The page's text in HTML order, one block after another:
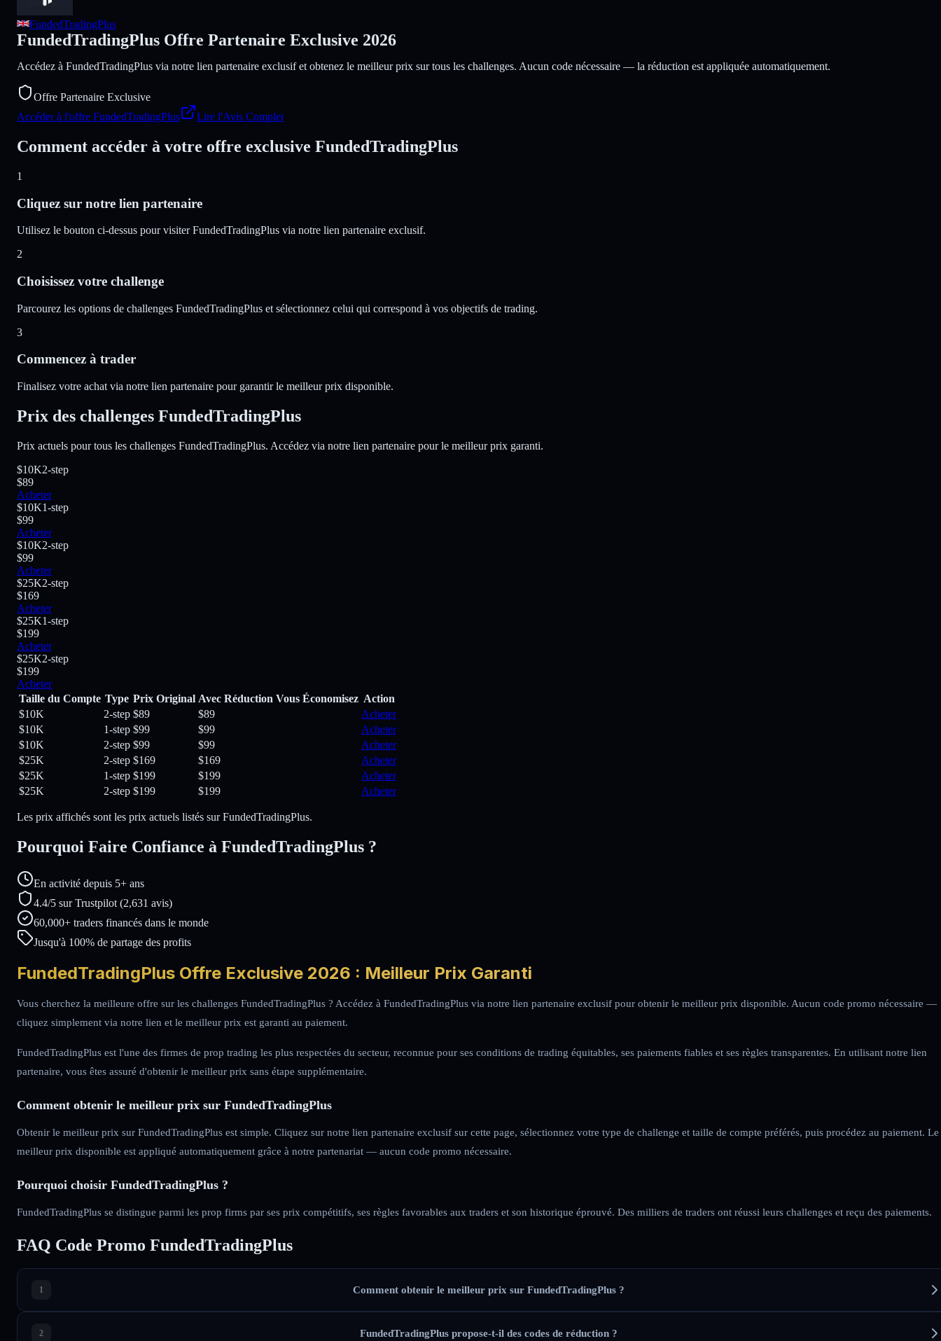
FundedTradingPlus
FundedTradingPlus Offre Partenaire Exclusive 2026
Accédez à FundedTradingPlus via notre lien partenaire exclusif et obtenez le meilleur prix sur tous les challenges. Aucun code nécessaire — la réduction est appliquée automatiquement.
Offre Partenaire Exclusive
Accéder à l'offre FundedTradingPlus
Lire l'Avis Complet
Comment accéder à votre offre exclusive FundedTradingPlus
1
Cliquez sur notre lien partenaire
Utilisez le bouton ci-dessus pour visiter FundedTradingPlus via notre lien partenaire exclusif.
2
Choisissez votre challenge
Parcourez les options de challenges FundedTradingPlus et sélectionnez celui qui correspond à vos objectifs de trading.
3
Commencez à trader
Finalisez votre achat via notre lien partenaire pour garantir le meilleur prix disponible.
Prix des challenges FundedTradingPlus
Prix actuels pour tous les challenges FundedTradingPlus. Accédez via notre lien partenaire pour le meilleur prix garanti.
$10K2-step
$89
Acheter
$10K1-step
$99
Acheter
$10K2-step
$99
Acheter
$25K2-step
$169
Acheter
$25K1-step
$199
Acheter
$25K2-step
$199
Acheter
Taille du Compte Type Prix Original Avec Réduction Vous Économisez Action
$10K
2-step $89 $89
Acheter
$10K
1-step $99 $99
Acheter
$10K
2-step $99 $99
Acheter
$25K
2-step $169 $169
Acheter
$25K
1-step $199 $199
Acheter
$25K
2-step $199 $199 Acheter
Les prix affichés sont les prix actuels listés sur FundedTradingPlus.
Pourquoi Faire Confiance à FundedTradingPlus ?
En activité depuis 5+ ans
4.4/5 sur Trustpilot (2,631 avis)
60,000+ traders financés dans le monde
Jusqu'à 100% de partage des profits
FundedTradingPlus Offre Exclusive 2026 : Meilleur Prix Garanti
Vous cherchez la meilleure offre sur les challenges FundedTradingPlus ? Accédez à FundedTradingPlus via notre lien partenaire exclusif pour obtenir le meilleur prix disponible. Aucun code promo nécessaire —
cliquez simplement via notre lien et le meilleur prix est garanti au paiement.
FundedTradingPlus est l'une des firmes de prop trading les plus respectées du secteur, reconnue pour ses conditions de trading équitables, ses paiements fiables et ses règles transparentes. En utilisant notre lien
partenaire, vous êtes assuré d'obtenir le meilleur prix sans étape supplémentaire.
Comment obtenir le meilleur prix sur FundedTradingPlus
Obtenir le meilleur prix sur FundedTradingPlus est simple. Cliquez sur notre lien partenaire exclusif sur cette page, sélectionnez votre type de challenge et taille de compte préférés, puis procédez au paiement. Le
meilleur prix disponible est appliqué automatiquement grâce à notre partenariat — aucun code promo nécessaire.
Pourquoi choisir FundedTradingPlus ?
FundedTradingPlus se distingue parmi les prop firms par ses prix compétitifs, ses règles favorables aux traders et son historique éprouvé. Des milliers de traders ont réussi leurs challenges et reçu des paiements.
FAQ Code Promo FundedTradingPlus
Comment obtenir le meilleur prix sur FundedTradingPlus ?
FundedTradingPlus propose-t-il des codes de réduction ?